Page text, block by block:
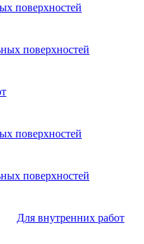
поверхностей
поверхностей
поверхностей
поверхностей
Для внутренних работ